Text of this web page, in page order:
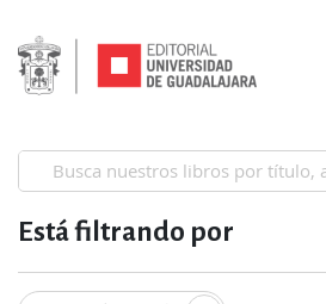
Está filtrando por